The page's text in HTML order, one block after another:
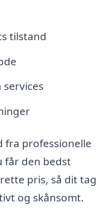
tilstand
fra professionelle
får den bedst
pris, så dit tag
og skånsomt.